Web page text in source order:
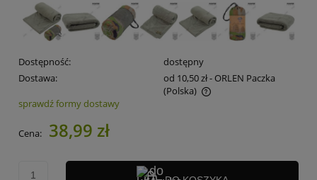
Dostępność:
dostępny
Dostawa:
od 10,50 zł- ORLEN Paczka
(Polska)
Cena nie zawiera ewentualnych kosztów płatności
sprawdź formy dostawy
Cena: 38,99 zł